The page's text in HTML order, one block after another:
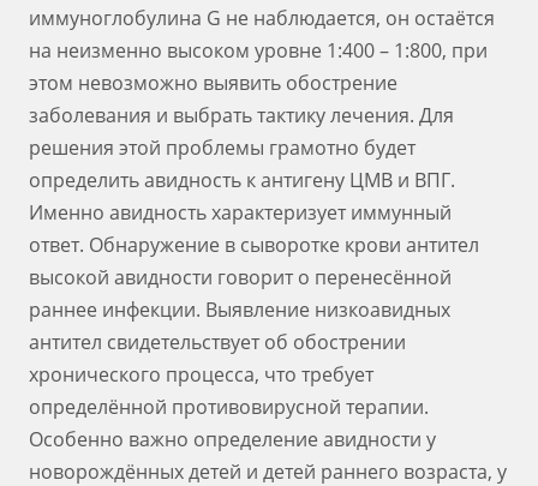
иммуноглобулина G не наблюдается, он остаётся
на неизменно высоком уровне 1:400 – 1:800, при
этом невозможно выявить обострение
заболевания и выбрать тактику лечения. Для
решения этой проблемы грамотно будет
определить авидность к антигену ЦМВ и ВПГ.
Именно авидность характеризует иммунный
ответ. Обнаружение в сыворотке крови антител
высокой авидности говорит о перенесённой
раннее инфекции. Выявление низкоавидных
антител свидетельствует об обострении
хронического процесса, что требует
определённой противовирусной терапии.
Особенно важно определение авидности у
новорождённых детей и детей раннего возраста, у